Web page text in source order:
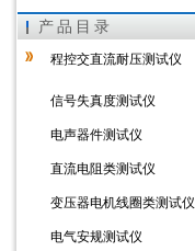
产品目录
程控交直流耐压测试仪
信号失真度测试仪
电声器件测试仪
直流电阻类测试仪
变压器电机线圈类测试仪
电气安规测试仪